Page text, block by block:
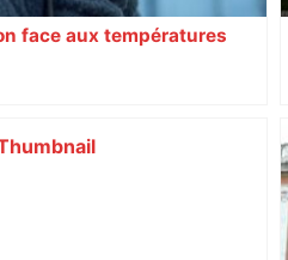
face aux températures